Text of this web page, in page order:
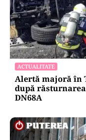
ACTUALITATE
Alertă majoră în
după
DN68A